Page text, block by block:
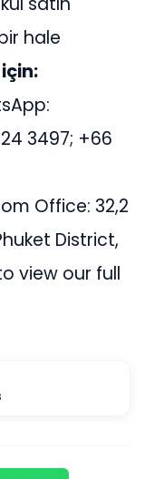
hale
3497; +66
Office: 32,2
District,
view our full